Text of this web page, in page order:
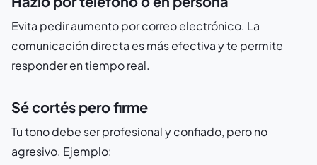
Evita pedir aumento por correo electrónico. La
comunicación directa es más efectiva y te permite
responder en tiempo real.
Sé cortés pero firme
Tu tono debe ser profesional y confiado, pero no
agresivo. Ejemplo: